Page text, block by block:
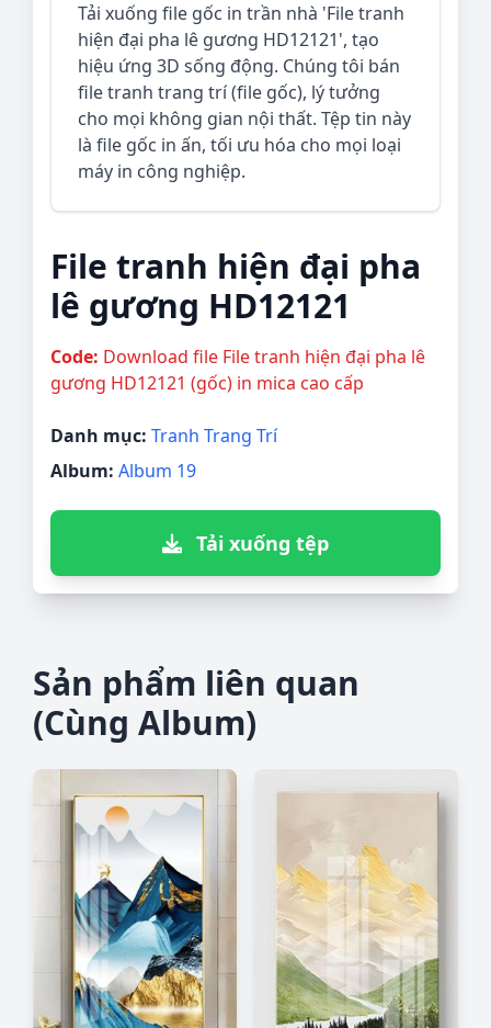
Tải xuống file gốc in trần nhà 'File tranh
hiện đại pha lê gương HD12121', tạo
hiệu ứng 3D sống động. Chúng tôi bán
file tranh trang trí (file gốc), lý tưởng
cho mọi không gian nội thất. Tệp tin này
là file gốc in ấn, tối ưu hóa cho mọi loại
máy in công nghiệp.
File tranh hiện đại pha
lê gương HD12121
Code: Download file File tranh hiện đại pha lê
gương HD12121 (gốc) in mica cao cấp
Danh mục: Tranh Trang Trí
Album: Album 19
Tải xuống tệp
Sản phẩm liên quan
(Cùng Album)